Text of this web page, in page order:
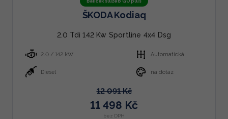
ŠKODA Kodiaq
2.0 Tdi 142 Kw Sportline 4x4 Dsg
2.0 / 142 kW Automatická
Diesel na dotaz
12 091 Kč
11 498 Kč
bez DPH